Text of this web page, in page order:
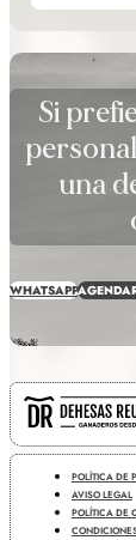
Si
una
WHATSAPP
POLÍTICA DE
AVISO LEGAL
POLÍTICA DE